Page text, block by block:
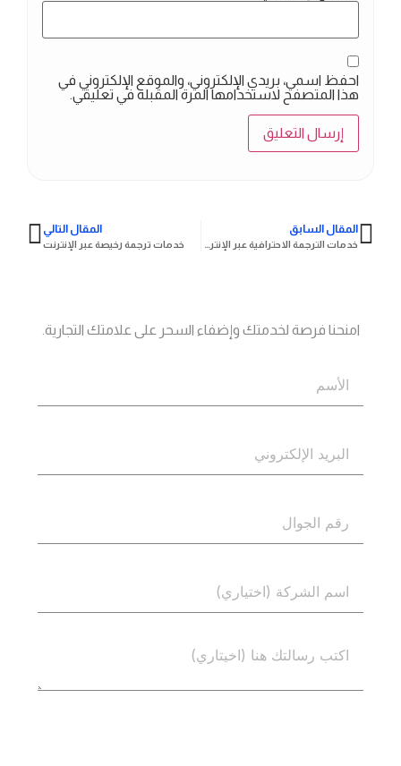
امنحنا فرصة لخدمتك وإضفاء السحر على علامتك التجارية.
احفظ اسمي، بريدي الإلكتروني، والموقع الإلكتروني في
هذا المتصفح لاستخدامها المرة المقبلة في تعليقي.
المقال السابق المقال التالي
خدمات ترجمة رخيصة عبر الإنترنت